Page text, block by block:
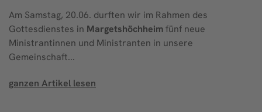
Am Samstag, 20.06. durften wir im Rahmen des
Gottesdienstes in Margetshöchheimfünf neue
Ministrantinnen und Ministranten in unsere
Gemeinschaft...
ganzen Artikel lesen